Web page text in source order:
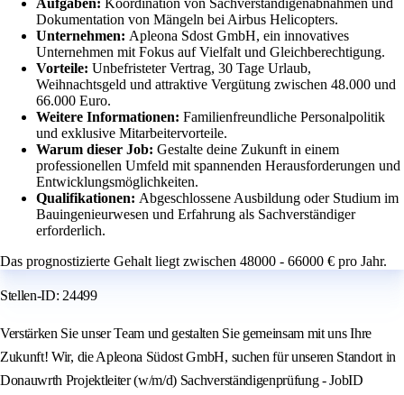
Aufgaben: Koordination von Sachverständigenabnahmen und
Dokumentation von Mängeln bei Airbus Helicopters.
Unternehmen: Apleona Sdost GmbH, ein innovatives
Unternehmen mit Fokus auf Vielfalt und Gleichberechtigung.
Vorteile: Unbefristeter Vertrag, 30 Tage Urlaub,
Weihnachtsgeld und attraktive Vergütung zwischen 48.000 und
66.000 Euro.
Weitere Informationen: Familienfreundliche Personalpolitik
und exklusive Mitarbeitervorteile.
Warum dieser Job: Gestalte deine Zukunft in einem
professionellen Umfeld mit spannenden Herausforderungen und
Entwicklungsmöglichkeiten.
Qualifikationen: Abgeschlossene Ausbildung oder Studium im
Bauingenieurwesen und Erfahrung als Sachverständiger
erforderlich.
Das prognostizierte Gehalt liegt zwischen 48000 - 66000 € pro Jahr.
Stellen-ID: 24499
Verstärken Sie unser Team und gestalten Sie gemeinsam mit uns Ihre
Zukunft! Wir, die Apleona Südost GmbH, suchen für unseren Standort in
Donauwrth Projektleiter (w/m/d) Sachverständigenprüfung - JobID